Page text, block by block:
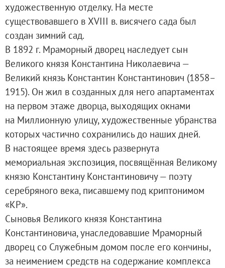
художественную отделку. На месте
существовавшего в XVIII в. висячего сада был
создан зимний сад.
В 1892 г. Мраморный дворец наследует сын
Великого князя Константина Николаевича —
Великий князь Константин Константинович (1858–
1915). Он жил в созданных для него апартаментах
на первом этаже дворца, выходящих окнами
на Миллионную улицу, художественные убранства
которых частично сохранились до наших дней.
В настоящее время здесь развернута
мемориальная экспозиция, посвящённая Великому
князю Константину Константиновичу — поэту
серебряного века, писавшему под криптонимом
«КР».
Сыновья Великого князя Константина
Константиновича, унаследовавшие Мраморный
дворец со Служебным домом после его кончины,
за неимением средств на содержание комплекса